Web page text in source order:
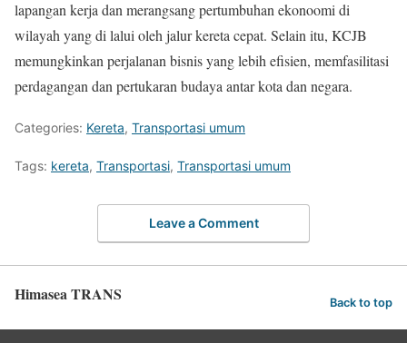
lapangan kerja dan merangsang pertumbuhan ekonoomi di
wilayah yang di lalui oleh jalur kereta cepat. Selain itu, KCJB
memungkinkan perjalanan bisnis yang lebih efisien, memfasilitasi
perdagangan dan pertukaran budaya antar kota dan negara.
Categories: Kereta, Transportasi umum
Tags: kereta, Transportasi, Transportasi umum
Leave a Comment
Himasea TRANS Back to top